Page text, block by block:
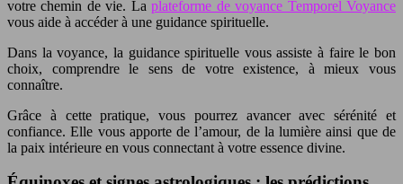
votre chemin de vie. Laplateforme de voyance Temporel Voyance
vous aide à accéder à une guidance spirituelle.
Dans la voyance, la guidance spirituelle vous assiste à faire le bon
choix, comprendre le sens de votre existence, à mieux vous
connaître.
Grâce à cette pratique, vous pourrez avancer avec sérénité et
confiance. Elle vous apporte de l’amour, de la lumière ainsi que de
la paix intérieure en vous connectant à votre essence divine.